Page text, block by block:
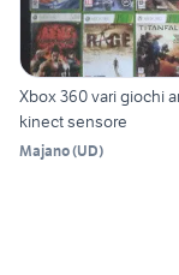
Xbox 360 vari giochi
kinect sensore
Majano(UD)